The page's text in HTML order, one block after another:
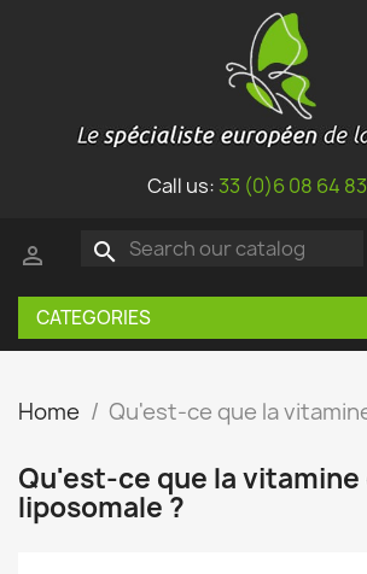
Call us: 33 (0)6 08 64
 search
CATEGORIES
Home Qu'est-ce que la
Qu'est-ce que la vitamine
liposomale ?